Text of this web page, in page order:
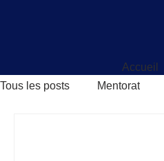
Accueil
Tous les posts
Mentorat